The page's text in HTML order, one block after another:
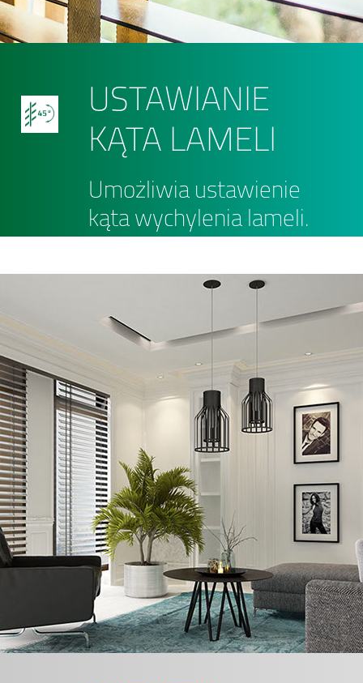
USTAWIANIE
KĄTA LAMELI
Umożliwia ustawienie
kąta wychylenia lameli.